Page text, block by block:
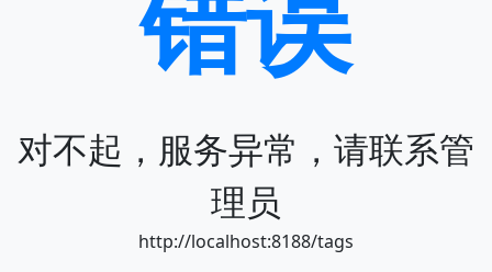
对不起，服务异常，请联系管
理员
http://localhost:8188/tags